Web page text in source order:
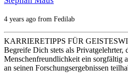
4 years ago from Fedilab
KARRIERETIPPS FÜR
Begreife Dich stets als Privatgelehrter,
Menschenfreundlichkeit ein sorgfältig
an seinen Forschungsergebnissen